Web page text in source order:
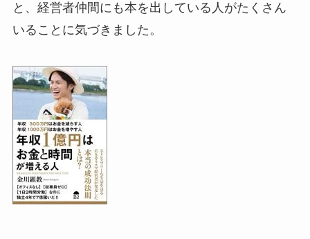
と、経営者仲間にも本を出している人がたくさん
いることに気づきました。